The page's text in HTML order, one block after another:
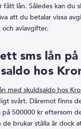
lån. Således kan du
att du betalar vissa
aviavgifter.
sms lån
hos
med skuldsaldo hos
svårt. Däremot finns
500000 kr eftersom
brukar ställa är dock